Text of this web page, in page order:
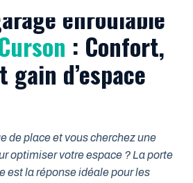
enroulable
: Confort,
d’espace
de place et vous cherchez une
optimiser votre espace ? La porte
est la réponse idéale pour les